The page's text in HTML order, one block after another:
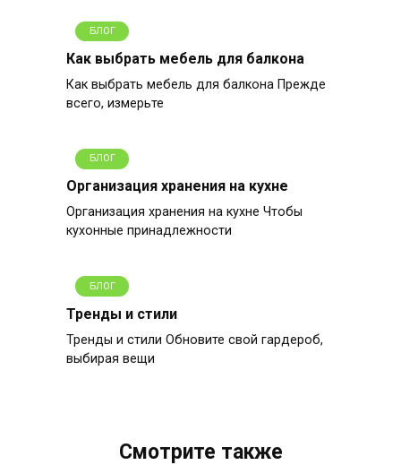
БЛОГ
Как выбрать мебель для балкона
Как выбрать мебель для балкона Прежде
всего, измерьте
БЛОГ
Организация хранения на кухне
Организация хранения на кухне Чтобы
кухонные принадлежности
БЛОГ
Тренды и стили
Тренды и стили Обновите свой гардероб,
выбирая вещи
Смотрите также